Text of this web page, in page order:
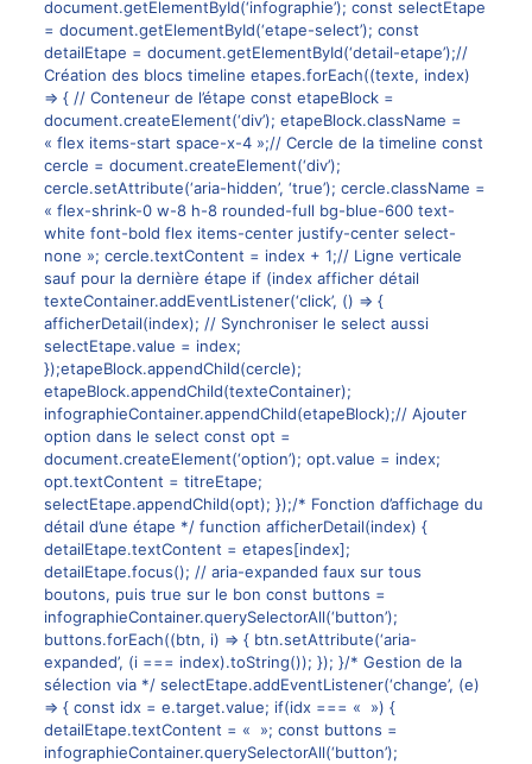
document.getElementById(‘infographie’); const selectEtape
= document.getElementById(‘etape-select’); const
detailEtape = document.getElementById(‘detail-etape’);//
Création des blocs timeline etapes.forEach((texte, index)
=> { // Conteneur de l’étape const etapeBlock =
document.createElement(‘div’); etapeBlock.className =
« flex items-start space-x-4 »;// Cercle de la timeline const
cercle = document.createElement(‘div’);
cercle.setAttribute(‘aria-hidden’, ‘true’); cercle.className =
« flex-shrink-0 w-8 h-8 rounded-full bg-blue-600 text-
white font-bold flex items-center justify-center select-
none »; cercle.textContent = index + 1;// Ligne verticale
sauf pour la dernière étape if (index afficher détail
texteContainer.addEventListener(‘click’, () => {
afficherDetail(index); // Synchroniser le select aussi
selectEtape.value = index;
});etapeBlock.appendChild(cercle);
etapeBlock.appendChild(texteContainer);
infographieContainer.appendChild(etapeBlock);// Ajouter
option dans le select const opt =
document.createElement(‘option’); opt.value = index;
opt.textContent = titreEtape;
selectEtape.appendChild(opt); });/* Fonction d’affichage du
détail d’une étape */ function afficherDetail(index) {
detailEtape.textContent = etapes[index];
detailEtape.focus(); // aria-expanded faux sur tous
boutons, puis true sur le bon const buttons =
infographieContainer.querySelectorAll(‘button’);
buttons.forEach((btn, i) => { btn.setAttribute(‘aria-
expanded’, (i === index).toString()); }); }/* Gestion de la
sélection via */ selectEtape.addEventListener(‘change’, (e)
=> { const idx = e.target.value; if(idx === « ») {
detailEtape.textContent = « »; const buttons =
infographieContainer.querySelectorAll(‘button’);